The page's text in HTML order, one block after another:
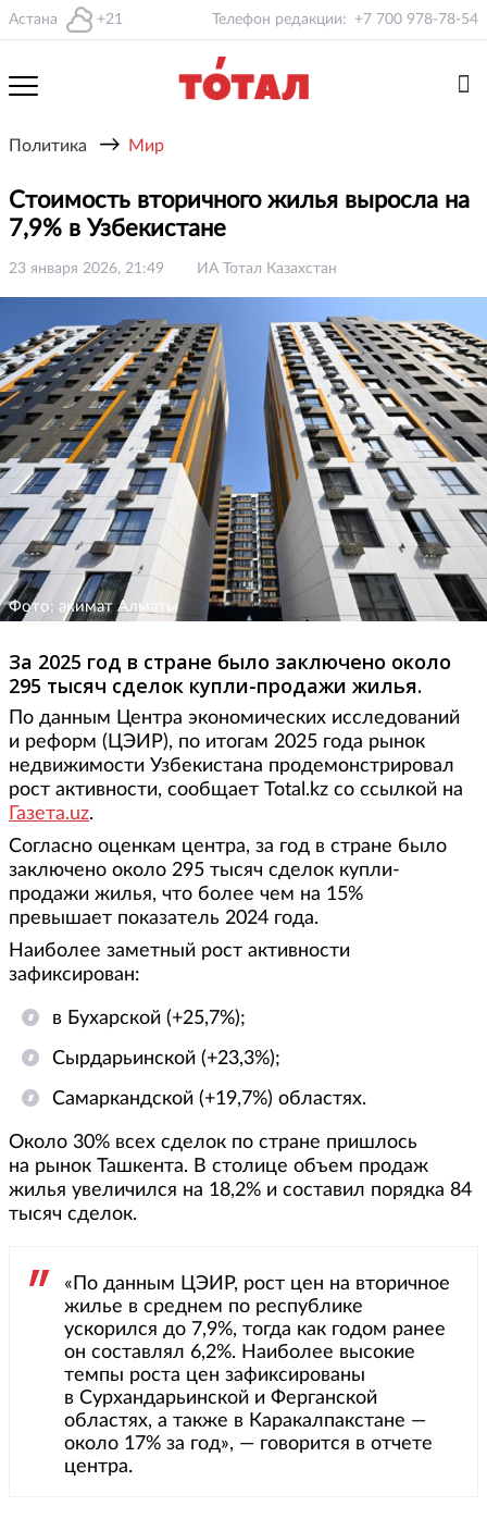
Астана +21 Телефон редакции: +7 700 978-78-54
Политика → Мир
Стоимость вторичного жилья выросла на
7,9% в Узбекистане
23 января 2026, 21:49 ИА Тотал Казахстан
Фото: акимат Алматы
За 2025 год в стране было заключено около
295 тысяч сделок купли-продажи жилья.
По данным Центра экономических исследований
и реформ (ЦЭИР), по итогам 2025 года рынок
недвижимости Узбекистана продемонстрировал
рост активности, сообщает Total.kz со ссылкой на
Газета.uz.
Согласно оценкам центра, за год в стране было
заключено около 295 тысяч сделок купли-
продажи жилья, что более чем на 15%
превышает показатель 2024 года.
Наиболее заметный рост активности
зафиксирован:
в Бухарской (+25,7%);
Сырдарьинской (+23,3%);
Самаркандской (+19,7%) областях.
Около 30% всех сделок по стране пришлось
на рынок Ташкента. В столице объем продаж
жилья увеличился на 18,2% и составил порядка 84
тысяч сделок.
«По данным ЦЭИР, рост цен на вторичное
жилье в среднем по республике
ускорился до 7,9%, тогда как годом ранее
он составлял 6,2%. Наиболее высокие
темпы роста цен зафиксированы
в Сурхандарьинской и Ферганской
областях, а также в Каракалпакстане —
около 17% за год», — говорится в отчете
центра.